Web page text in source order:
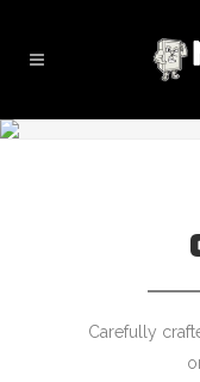
Carefully